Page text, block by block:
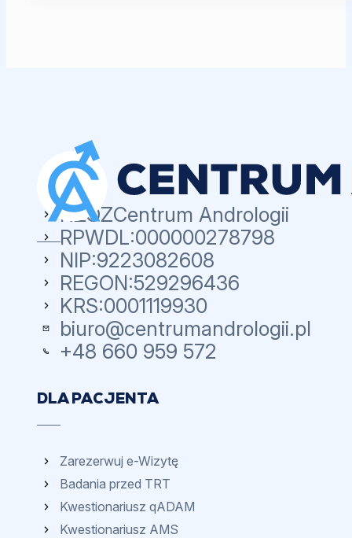
NZOZCentrum Andrologii
RPWDL:000000278798
NIP:9223082608
REGON:529296436
KRS:0001119930
biuro@centrumandrologii.pl
+48 660 959 572
DLA PACJENTA
Zarezerwuj e-Wizytę
Badania przed TRT
Kwestionariusz qADAM
Kwestionariusz AMS